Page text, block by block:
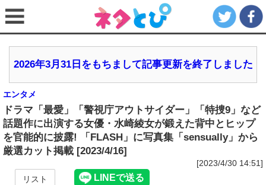
2026年3月31日をもちまして記事更新を終了しました
エンタメ
ドラマ「最愛」「警視庁アウトサイダー」「特捜9」など
話題作に出演する女優・水崎綾女が鍛えた背中とヒップ
を官能的に披露! 「FLASH」に写真集「sensually」から
厳選カット掲載 [2023/4/16]
[2023/4/30 14:51]
リスト